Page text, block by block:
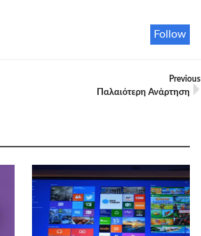
Follow
Previous
Παλαιότερη Ανάρτηση